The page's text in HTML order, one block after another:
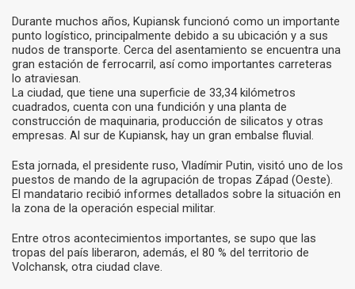
Durante muchos años, Kupiansk funcionó como un importante
punto logístico, principalmente debido a su ubicación y a sus
nudos de transporte. Cerca del asentamiento se encuentra una
gran estación de ferrocarril, así como importantes carreteras
lo atraviesan.
La ciudad, que tiene una superficie de 33,34 kilómetros
cuadrados, cuenta con una fundición y una planta de
construcción de maquinaria, producción de silicatos y otras
empresas. Al sur de Kupiansk, hay un gran embalse fluvial.
Esta jornada, el presidente ruso, Vladímir Putin, visitó uno de los
puestos de mando de la agrupación de tropas Západ (Oeste).
El mandatario recibió informes detallados sobre la situación en
la zona de la operación especial militar.
Entre otros acontecimientos importantes, se supo que las
tropas del país liberaron, además, el 80 % del territorio de
Volchansk, otra ciudad clave.